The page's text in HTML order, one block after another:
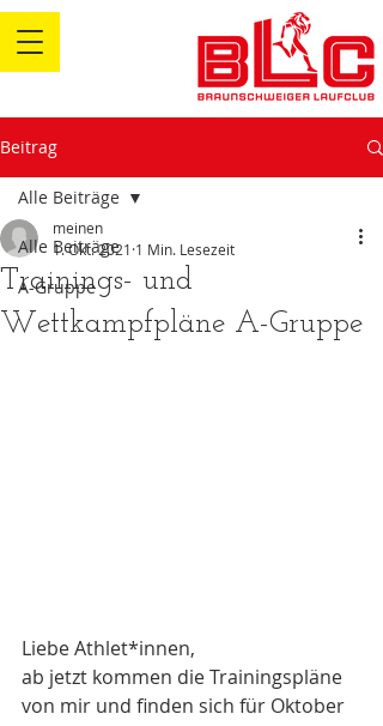
Beitrag
Alle Beiträge
A-Gruppe
Alle Beiträge
Trainings- und
Wettkampfpläne A-Gruppe
meinen
1. Okt. 2021 1 Min. Lesezeit
Liebe Athlet*innen,
ab jetzt kommen die Trainingspläne
von mir und finden sich für Oktober